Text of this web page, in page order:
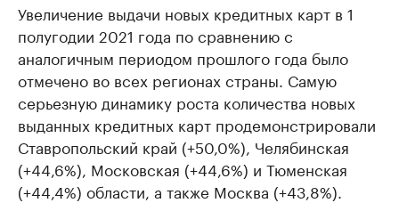
Увеличение выдачи новых кредитных карт в 1
полугодии 2021 года по сравнению с
аналогичным периодом прошлого года было
отмечено во всех регионах страны. Самую
серьезную динамику роста количества новых
выданных кредитных карт продемонстрировали
Ставропольский край (+50,0%), Челябинская
(+44,6%), Московская (+44,6%) и Тюменская
(+44,4%) области, а также Москва (+43,8%).